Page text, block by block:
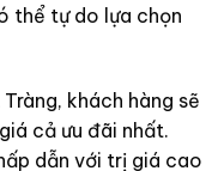
thể tự do lựa chọn
khách hàng sẽ
cả ưu đãi nhất.
dẫn với trị giá cao